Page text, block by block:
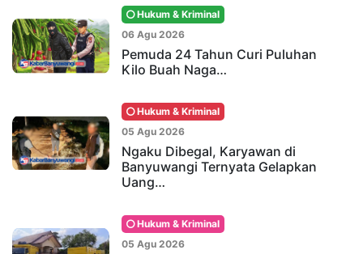
Hukum & Kriminal
06 Agu 2026
Pemuda 24 Tahun Curi Puluhan
Kilo Buah Naga…
Hukum & Kriminal
05 Agu 2026
Ngaku Dibegal, Karyawan di
Banyuwangi Ternyata Gelapkan
Uang…
Hukum & Kriminal
05 Agu 2026